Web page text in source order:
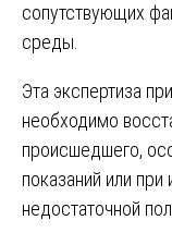
сопутствующих
среды.
Эта экспертиза
необходимо
происшедшего,
показаний или при
недостаточной